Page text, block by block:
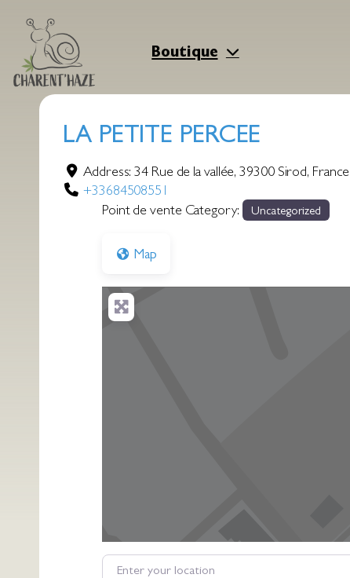
contenu
Boutique
LA PETITE PERCEE
Address:34 Rue de la vallée,39300 Sirod, France
+33684508551
Point de vente Category:
Uncategorized
Map
Enter your location